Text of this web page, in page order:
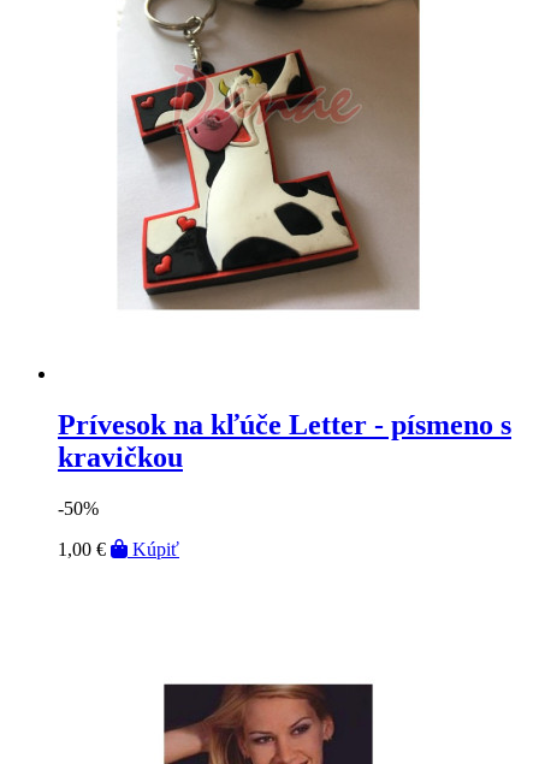
Prívesok na kľúče Letter - písmeno s
kravičkou
-50%
1,00 €
Kúpiť